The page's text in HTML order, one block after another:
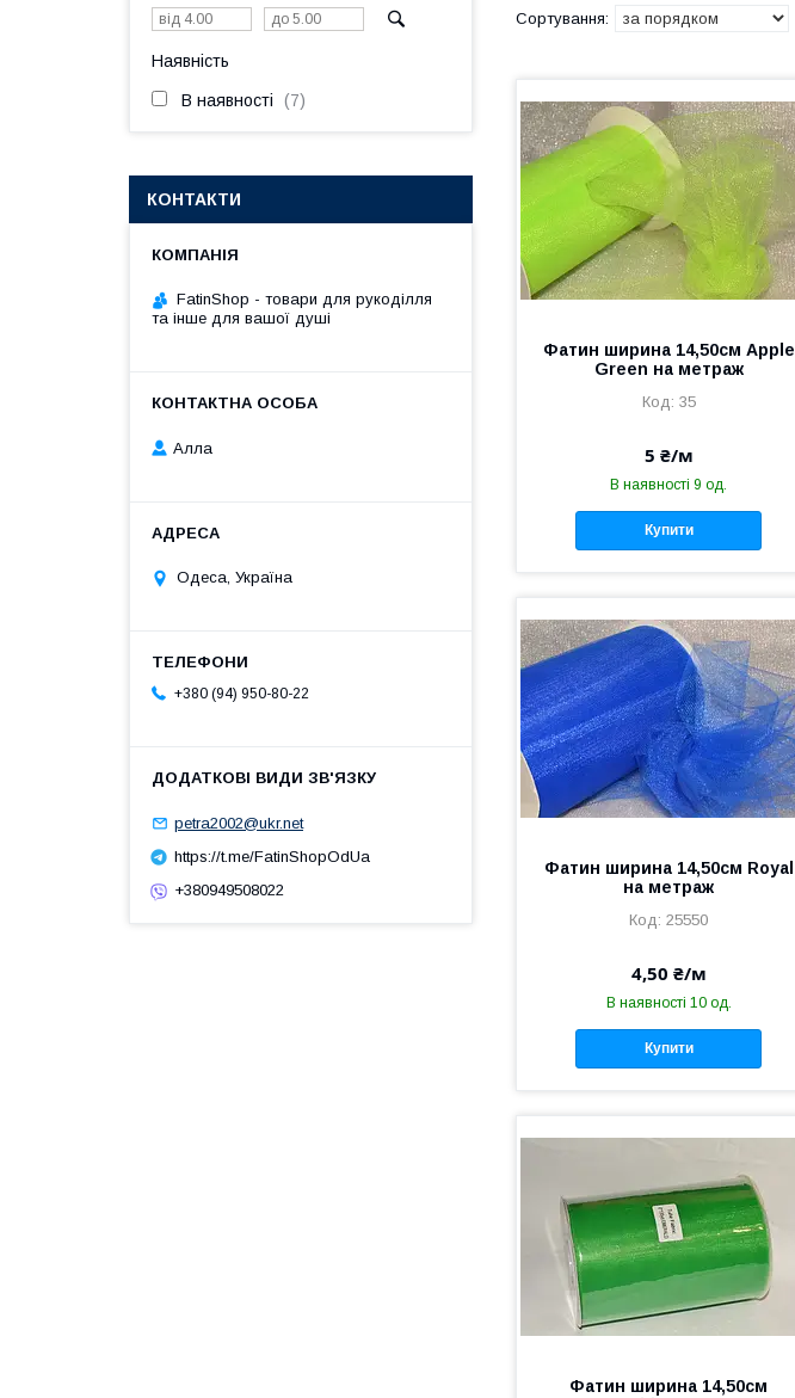
Фатин ширина 14,50см Apple
Green на метраж
35
5 ₴/м
В наявності 9 од.
Купити
Фатин ширина 14,50см Royal
на метраж
25550
4,50 ₴/м
В наявності 10 од.
Купити
Фатин ширина 14,50см
Наявність
В наявності 7
КОНТАКТИ
FatinShop - товари для рукоділля
та інше для вашої душі
Алла
Одеса, Україна
+380 (94) 950-80-22
petra2002@ukr.net
https://t.me/FatinShopOdUa
+380949508022